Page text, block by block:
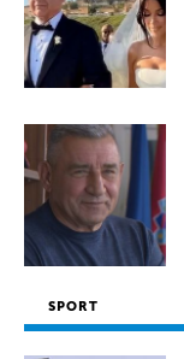
SPORT